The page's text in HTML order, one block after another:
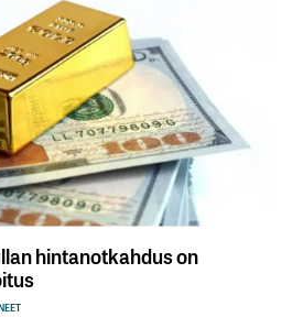
hintanotkahdus on